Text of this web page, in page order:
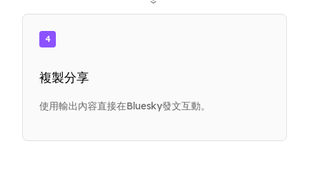
4
複製分享
使用輸出內容直接在Bluesky發文互動。